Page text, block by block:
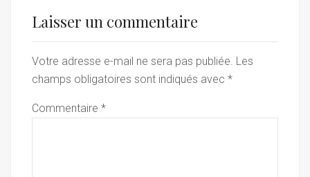
Laisser un commentaire
Votre adresse e-mail ne sera pas publiée. Les
champs obligatoires sont indiqués avec *
Commentaire *